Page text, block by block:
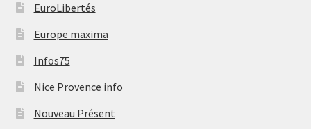
EuroLibertés
Europe maxima
Infos75
Nice Provence info
Nouveau Présent